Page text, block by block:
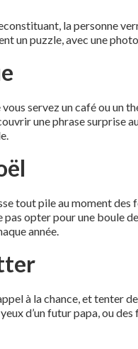
la personne
un puzzle, avec une
servez un café ou un
une phrase surprise
tout pile au moment
pas opter pour une boule
année.
à la chance, et tenter
d’un futur papa, ou